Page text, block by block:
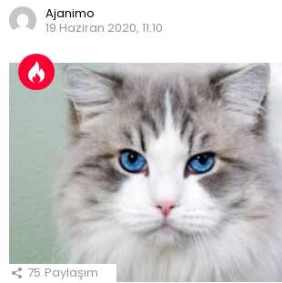
Ajanimo
19 Haziran 2020, 11:10
75 Paylaşım